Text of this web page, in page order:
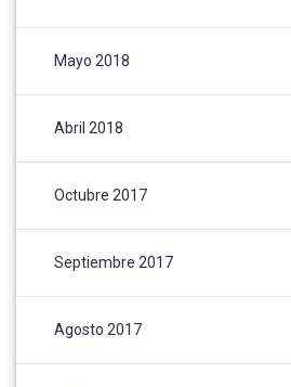
Mayo 2018
Abril 2018
Octubre 2017
Septiembre 2017
Agosto 2017